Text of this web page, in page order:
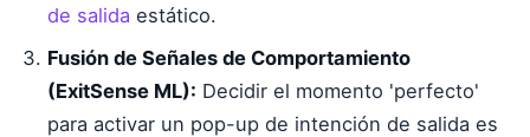
de salida estático.
Fusión de Señales de Comportamiento
(ExitSense ML): Decidir el momento 'perfecto'
para activar un pop-up de intención de salida es